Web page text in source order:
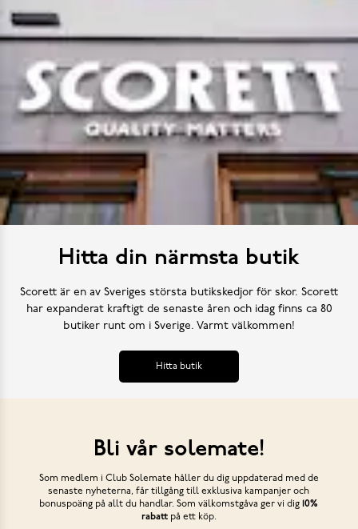
Hitta din närmsta butik
Scorett är en av Sveriges största butikskedjor för skor. Scorett
har expanderat kraftigt de senaste åren och idag finns ca 80
butiker runt om i Sverige. Varmt välkommen!
Hitta butik
Bli vår solemate!
Som medlem i Club Solemate håller du dig uppdaterad med de
senaste nyheterna, får tillgång till exklusiva kampanjer och
bonuspoäng på allt du handlar. Som välkomstgåva ger vi dig 10%
rabattpå ett köp.